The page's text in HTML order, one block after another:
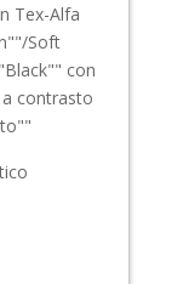
Tex-Alfa
Soft
con
contrasto